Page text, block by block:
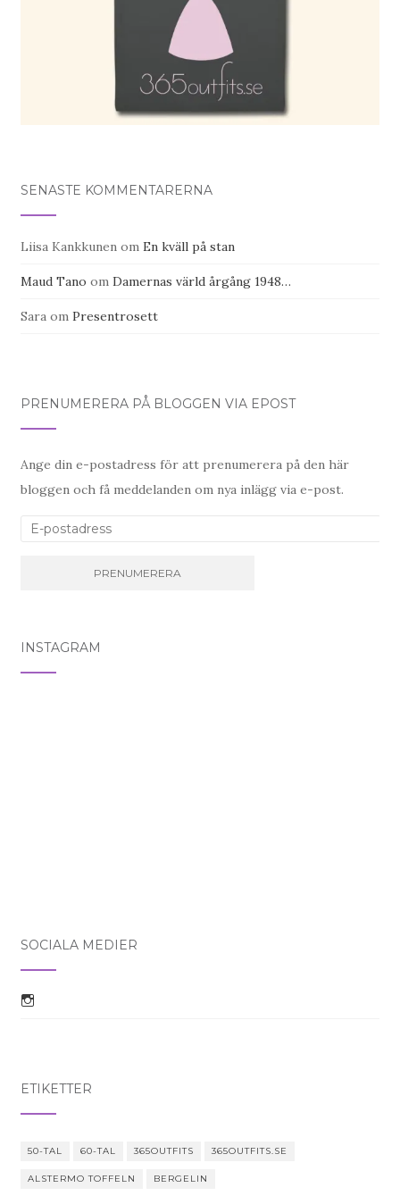
SENASTE KOMMENTARERNA
Liisa Kankkunen om En kväll på stan
Maud Tano om Damernas värld årgång 1948…
Sara om Presentrosett
PRENUMERERA PÅ BLOGGEN VIA EPOST
Ange din e-postadress för att prenumerera på den här
bloggen och få meddelanden om nya inlägg via e-post.
E-postadress
INSTAGRAM
SOCIALA MEDIER
ETIKETTER
50-TAL 60-TAL 365OUTFITS 365OUTFITS.SE
ALSTERMO TOFFELN BERGELIN